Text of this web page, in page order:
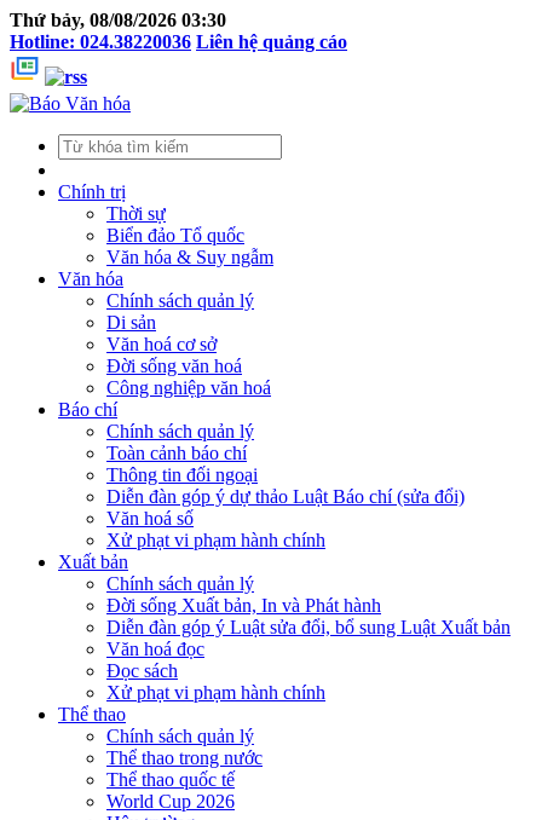
Thứ bảy, 08/08/2026 03:30
Hotline: 024.38220036 Liên hệ quảng cáo
Chính trị
Thời sự
Biển đảo Tổ quốc
Văn hóa & Suy ngẫm
Văn hóa
Chính sách quản lý
Di sản
Văn hoá cơ sở
Đời sống văn hoá
Công nghiệp văn hoá
Báo chí
Chính sách quản lý
Toàn cảnh báo chí
Thông tin đối ngoại
Diễn đàn góp ý dự thảo Luật Báo chí (sửa đổi)
Văn hoá số
Xử phạt vi phạm hành chính
Xuất bản
Chính sách quản lý
Đời sống Xuất bản, In và Phát hành
Diễn đàn góp ý Luật sửa đổi, bổ sung Luật Xuất bản
Văn hoá đọc
Đọc sách
Xử phạt vi phạm hành chính
Thể thao
Chính sách quản lý
Thể thao trong nước
Thể thao quốc tế
World Cup 2026